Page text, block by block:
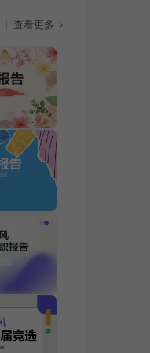
查看更多